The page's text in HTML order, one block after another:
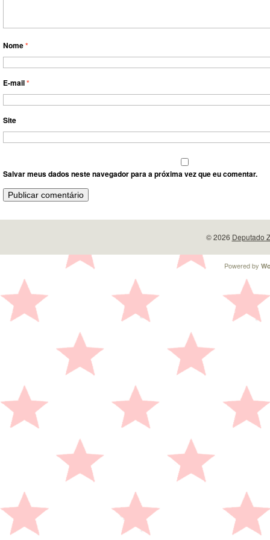
Nome*
E-mail*
Site
Salvar meus dados neste navegador para a próxima vez que eu comentar.
© 2026 Deputado
Powered by